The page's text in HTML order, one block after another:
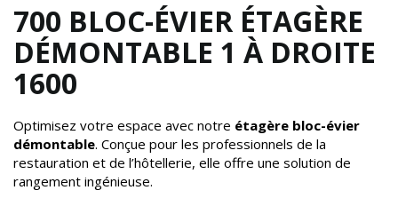
700 BLOC-ÉVIER ÉTAGÈRE
DÉMONTABLE 1 À DROITE
1600
Optimisez votre espace avec notre étagère bloc-évier
démontable. Conçue pour les professionnels de la
restauration et de l’hôtellerie, elle offre une solution de
rangement ingénieuse.